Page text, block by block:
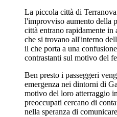
La piccola città di
l'improvviso aumento della
città entrano rapidamente
che si trovano all'interno
il che porta a una
contrastanti sul motivo del
Ben presto i passeggeri
emergenza nei dintorni di
motivo del loro atterraggio
preoccupati cercano di
nella speranza di